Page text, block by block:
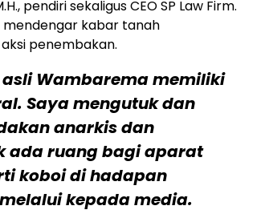
pendiri sekaligus CEO SP Law Firm.
kabar tanah
penembakan.
Wambarema memiliki
Saya mengutuk dan
anarkis dan
ada ruang bagi aparat
koboi di hadapan
kepada media.